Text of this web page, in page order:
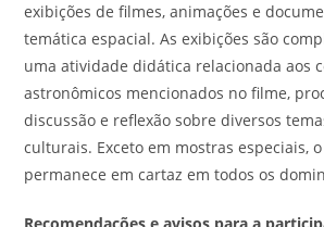
exibições de filmes, animações e
temática espacial. As exibições são
uma atividade didática relacionada aos
astronômicos mencionados no filme,
discussão e reflexão sobre diversos
culturais. Exceto em mostras especiais,
permanece em cartaz em todos os